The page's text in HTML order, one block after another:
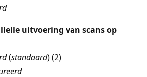
uitvoering van scans op
(standaard) (2)